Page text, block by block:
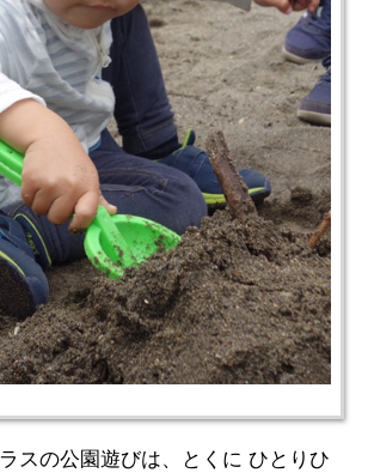
スの公園遊びは、とくに ひとりひ